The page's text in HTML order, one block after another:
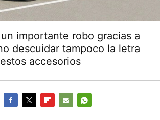
importante robo gracias a
descuidar tampoco la letra
accesorios